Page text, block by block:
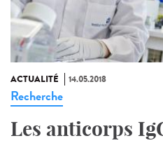
ACTUALITÉ 14.05.2018
Recherche
Les anticorps